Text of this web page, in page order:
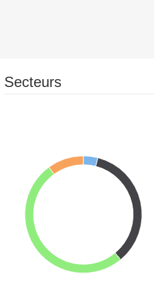
Secteurs